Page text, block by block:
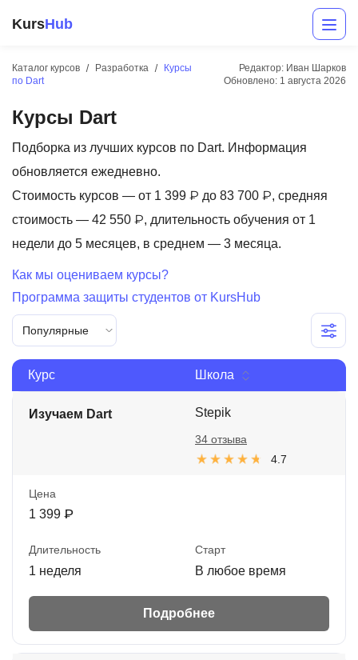
KursHub
Каталог курсов Разработка
Курсы
по Dart
Редактор: Иван Шарков
Обновлено: 1 августа 2026
Курсы Dart
Подборка из лучших курсов по Dart. Информация
обновляется ежедневно.
Стоимость курсов — от 1 399 ₽ до 83 700 ₽, средняя
стоимость — 42 550 ₽, длительность обучения от 1
недели до 5 месяцев, в среднем — 3 месяца.
Как мы оцениваем курсы?
Программа защиты студентов от KursHub
Популярные
Курс Школа
Изучаем Dart Stepik
4.7
34 отзыва
Цена
1 399 ₽
Длительность
1 неделя
Старт
В любое время
Подробнее
Разработка
Маркетинг
Дизайн
Аналитика
Менеджмент
Иностранные языки
Soft Skills
Акции и промокоды